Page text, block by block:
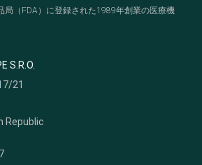
局（FDA）に登録された1989年創業の医療機
S.R.O.
21
Republic